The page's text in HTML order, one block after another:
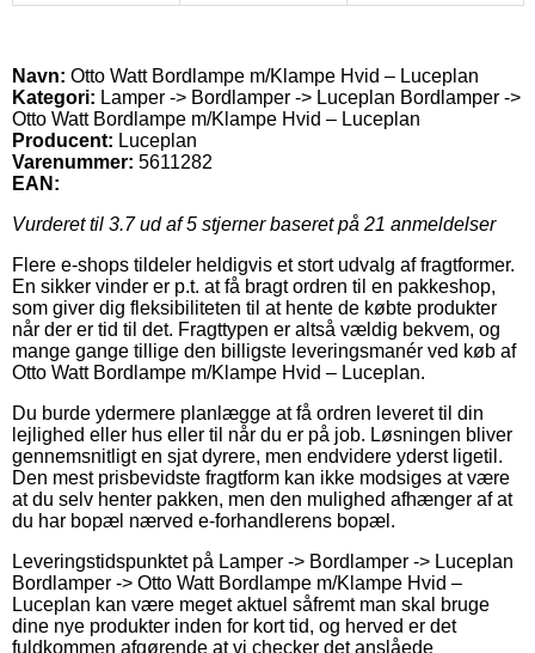
Navn: Otto Watt Bordlampe m/Klampe Hvid – Luceplan
Kategori: Lamper -> Bordlamper -> Luceplan Bordlamper ->
Otto Watt Bordlampe m/Klampe Hvid – Luceplan
Producent: Luceplan
Varenummer: 5611282
EAN:
Vurderet til 3.7ud af 5 stjerner baseret på 21 anmeldelser
Flere e-shops tildeler heldigvis et stort udvalg af fragtformer.
En sikker vinder er p.t. at få bragt ordren til en pakkeshop,
som giver dig fleksibiliteten til at hente de købte produkter
når der er tid til det. Fragttypen er altså vældig bekvem, og
mange gange tillige den billigste leveringsmanér ved køb af
Otto Watt Bordlampe m/Klampe Hvid – Luceplan.
Du burde ydermere planlægge at få ordren leveret til din
lejlighed eller hus eller til når du er på job. Løsningen bliver
gennemsnitligt en sjat dyrere, men endvidere yderst ligetil.
Den mest prisbevidste fragtform kan ikke modsiges at være
at du selv henter pakken, men den mulighed afhænger af at
du har bopæl nærved e-forhandlerens bopæl.
Leveringstidspunktet på Lamper -> Bordlamper -> Luceplan
Bordlamper -> Otto Watt Bordlampe m/Klampe Hvid –
Luceplan kan være meget aktuel såfremt man skal bruge
dine nye produkter inden for kort tid, og herved er det
fuldkommen afgørende at vi checker det anslåede